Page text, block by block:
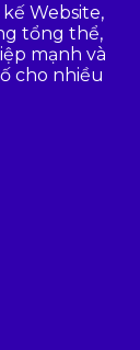
Website,
tổng thể,
mạnh và
cho nhiều